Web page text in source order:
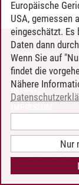
KONTAKT
LEUPHANA ALS
INTRANET
BARRIEREFREIHEIT
COOKIE-
Europäische
USA, gemessen
eingeschätzt. Es
Daten dann
Wenn Sie auf
findet die
Nähere
Nur